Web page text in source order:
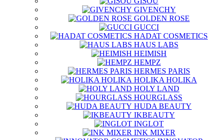
GIVENCHY
GOLDEN ROSE
GUCCI
HADAT COSMETICS
HAUS LABS
HEIMISH
HEMPZ
HERMES PARIS
HOLIKA HOLIKA
HOLY LAND
HOURGLASS
HUDA BEAUTY
IKBEAUTY
INGLOT
INK MIXER